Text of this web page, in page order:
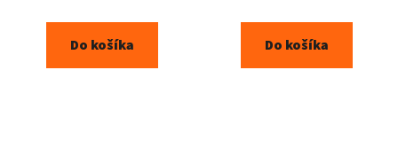
Do košíka Do košíka